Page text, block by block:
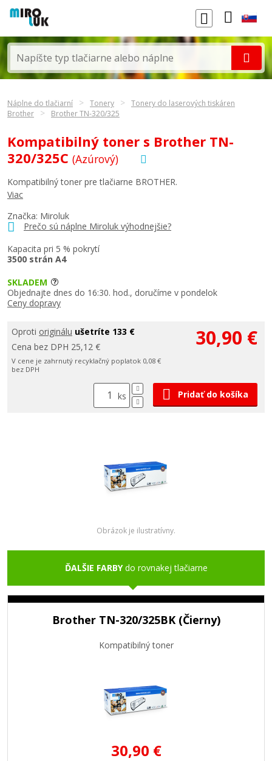
Náplne do tlačiarní Tonery
Tonery do laserových tiskáren
Brother
Brother TN-320/325
Kompatibilný toner s Brother TN-
320/325C (Azúrový)
Značka: Miroluk
Prečo sú náplne Miroluk výhodnejšie?
Kapacita pri 5 % pokrytí
3500 strán A4
Kompatibilný toner pre tlačiarne BROTHER.
Viac
SKLADEM
Objednajte dnes do 16:30. hod., doručíme v pondelok
Ceny dopravy
Oproti originálu ušetríte 133 €
Cena bez DPH 25,12 €
V cene je zahrnutý recyklačný poplatok 0,08 €
bez DPH
30,90 €
ks Pridať do košíka
Obrázok je ilustratívny.
ĎALŠIE FARBYdo rovnakej tlačiarne
Brother TN-320/325BK (Čierny)
Kompatibilný toner
30,90 €